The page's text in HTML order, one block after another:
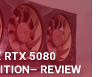
RTX 5080
REVIEW